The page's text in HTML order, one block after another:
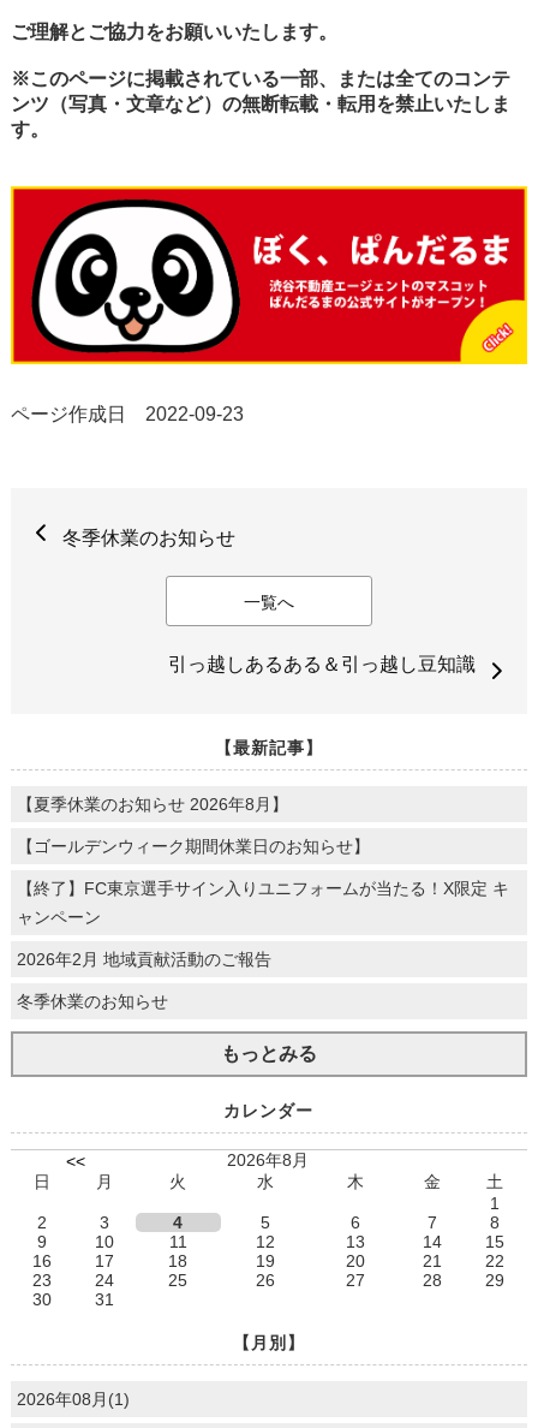
ご理解とご協力をお願いいたします。
※このページに掲載されている一部、または全てのコンテ
ンツ（写真・文章など）の無断転載・転用を禁止いたしま
す。
ページ作成日 2022-09-23
冬季休業のお知らせ
一覧へ
引っ越しあるある＆引っ越し豆知識
【最新記事】
【夏季休業のお知らせ 2026年8月】
【ゴールデンウィーク期間休業日のお知らせ】
【終了】FC東京選手サイン入りユニフォームが当たる！X限定 キ
ャンペーン
2026年2月 地域貢献活動のご報告
冬季休業のお知らせ
もっとみる
カレンダー
<<
2026年8月
日
月 火 水 木 金
土
1
2
3 4 5 6 7
8
9
10 11 12 13 14
15
16
17 18 19 20 21
22
23
24 25 26 27 28
29
30
31
【月別】
2026年08月(1)